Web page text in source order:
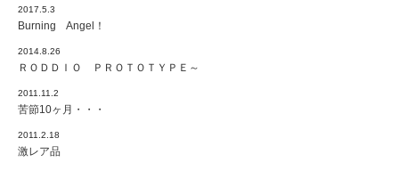
2017.5.3
Burning Angel！
2014.8.26
ＲＯＤＤＩＯ ＰＲＯＴＯＴＹＰＥ～
2011.11.2
苦節10ヶ月・・・
2011.2.18
激レア品